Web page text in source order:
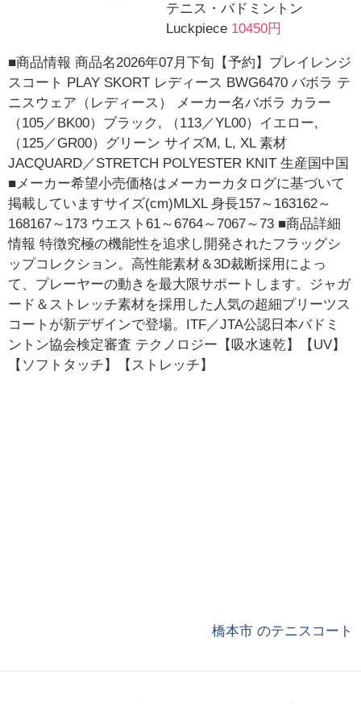
テニス・バドミントン
Luckpiece 10450円
■商品情報 商品名2026年07月下旬【予約】プレイレンジ
スコート PLAY SKORT レディース BWG6470 バボラ テ
ニスウェア（レディース） メーカー名バボラ カラー
（105／BK00）ブラック, （113／YL00）イエロー,
（125／GR00）グリーン サイズM, L, XL 素材
JACQUARD／STRETCH POLYESTER KNIT 生産国中国
■メーカー希望小売価格はメーカーカタログに基づいて
掲載していますサイズ(cm)MLXL 身長157～163162～
168167～173 ウエスト61～6764～7067～73 ■商品詳細
情報 特徴究極の機能性を追求し開発されたフラッグシ
ップコレクション。高性能素材＆3D裁断採用によっ
て、プレーヤーの動きを最大限サポートします。ジャガ
ード＆ストレッチ素材を採用した人気の超細プリーツス
コートが新デザインで登場。ITF／JTA公認日本バドミ
ントン協会検定審査 テクノロジー【吸水速乾】【UV】
【ソフトタッチ】【ストレッチ】
橋本市 のテニスコート